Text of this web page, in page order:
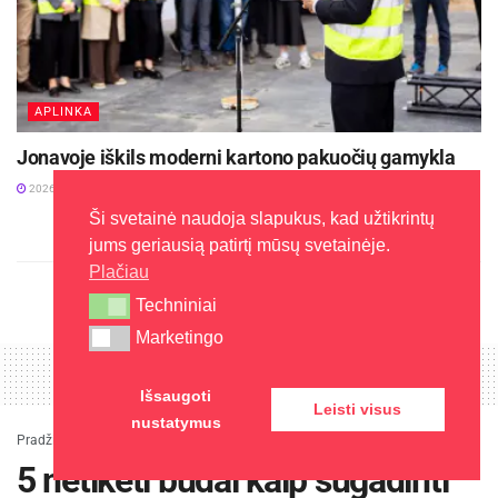
Lietuvos verslo konfederacijos informacija
APLINKA
Jonavoje iškils moderni kartono pakuočių gamykla
2026-06-18
Pradžia
5 netikėti būdai kaip sugadinti
Ši svetainė naudoja slapukus, kad užtikrintų
jums geriausią patirtį mūsų svetainėje.
Plačiau
Techniniai
Techniniai
Marketingo
Marketingo
Išsaugoti
nustatymus
Leisti visus